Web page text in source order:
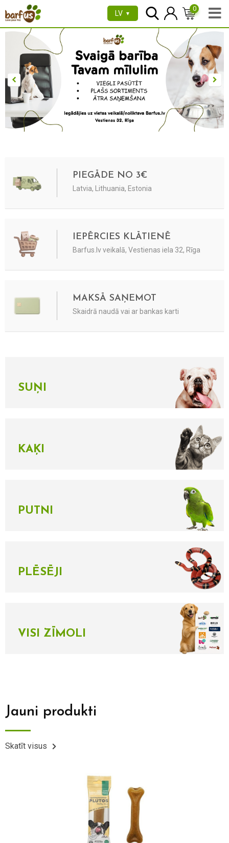
LV ▼
0
PIEGĀDE NO 3€
Latvia, Lithuania, Estonia
IEPĒRCIES KLĀTIENĒ
Barfus.lv veikalā, Vestienas iela 32, Rīga
MAKSĀ SAŅEMOT
Skaidrā naudā vai ar bankas karti
SUŅI
KAĶI
PUTNI
PLĒSĒJI
VISI ZĪMOLI
Jauni produkti
Skatīt visus